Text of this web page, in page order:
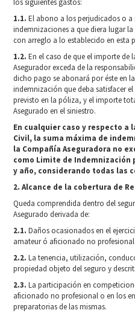
los siguientes gastos:
1.1. El abono a los perjudicados o a
indemnizaciones a que diera lugar
con arreglo a lo establecido en esta
1.2. En el caso de que el importe de
Asegurador exceda de la
dicho pago se abonará por éste en
indemnización que deba satisfacer
previsto en la póliza, y el importe
Asegurado en el siniestro.
En cualquier caso y respecto a
Civil, la suma máxima de
la Compañía Aseguradora no
como Limite de
y año, considerando todas las
2. Alcance de la cobertura de
Queda comprendida dentro del
Asegurado derivada de:
2.1. Daños ocasionados en el
amateur ó aficionado no
2.2. La tenencia, utilización,
propiedad objeto del seguro y
2.3. La participación en
aficionado no profesional o en los
preparatorias de las mismas.